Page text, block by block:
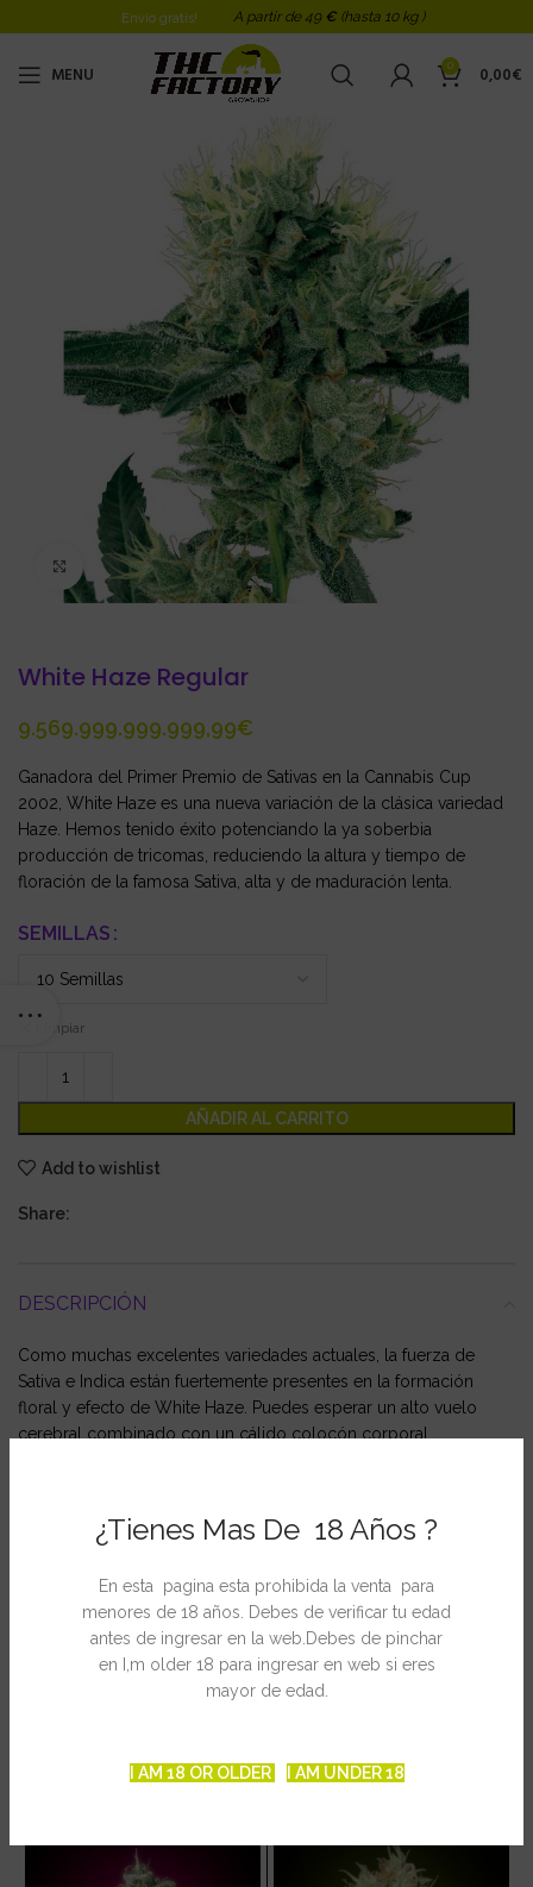
¿Tienes Mas De 18 Años ?
En esta pagina esta prohibida la venta para
menores de 18 años. Debes de verificar tu edad
antes de ingresar en la web.Debes de pinchar
en I,m older 18 para ingresar en web si eres
mayor de edad.
I AM 18 OR OLDER I AM UNDER 18
Envio gratis! A partir de 49 € (hasta 10 kg )
MENU 0 0,00€
Click to enlarge
White Haze Regular
€
Ganadora del Primer Premio de Sativas en la Cannabis Cup
2002, White Haze es una nueva variación de la clásica variedad
Haze. Hemos tenido éxito potenciando la ya soberbia
producción de tricomas, reduciendo la altura y tiempo de
floración de la famosa Sativa, alta y de maduración lenta.
SEMILLAS
Limpiar
AÑADIR AL CARRITO
Add to wishlist
Share:
DESCRIPCIÓN
Como muchas excelentes variedades actuales, la fuerza de
Sativa e Indica están fuertemente presentes en la formación
floral y efecto de White Haze. Puedes esperar un alto vuelo
cerebral combinado con un cálido colocón corporal.
INFORMACIÓN ADICIONAL